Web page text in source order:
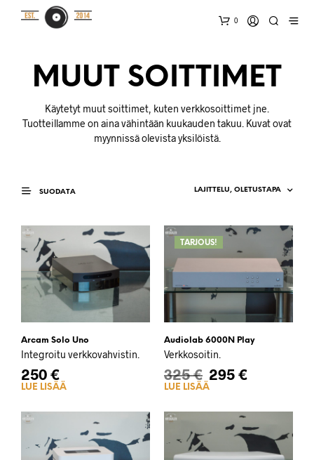
0
MUUT SOITTIMET
Käytetyt muut soittimet, kuten verkkosoittimet jne.
Tuotteillamme on aina vähintään kuukauden takuu. Kuvat ovat
myynnissä olevista yksilöistä.
SUODATA
Arcam Solo Uno
Integroitu verkkovahvistin.
250 €
LUE LISÄÄ
TARJOUS!
Audiolab 6000N Play
Verkkosoitin.
325€ 295 €
LUE LISÄÄ